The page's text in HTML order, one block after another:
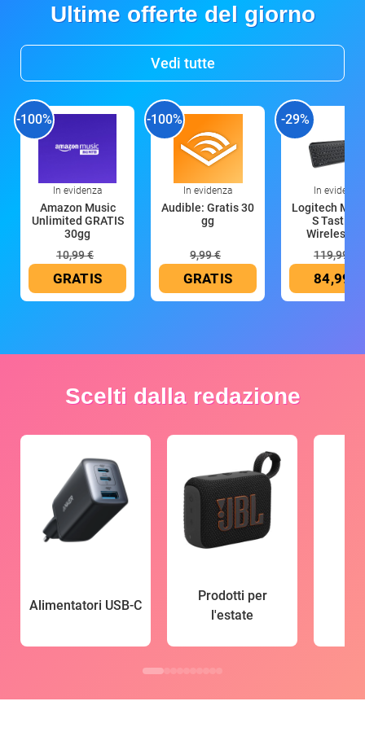
Ultime offerte del giorno
Vedi tutte
-100%
In evidenza
Amazon Music
Unlimited GRATIS
30gg
10,99 €
GRATIS
-100%
In evidenza
Audible: Gratis 30
gg
9,99 €
GRATIS
-29%
In evidenza
Logitech MX
S Tastiera
Wireless
119,99 €
84,99 €
Scelti dalla redazione
Alimentatori USB-C
Prodotti per
l'estate